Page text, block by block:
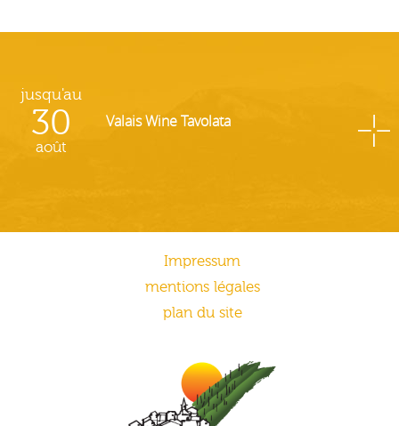
jusqu'au
30
août
Valais Wine Tavolata
Impressum
mentions légales
plan du site